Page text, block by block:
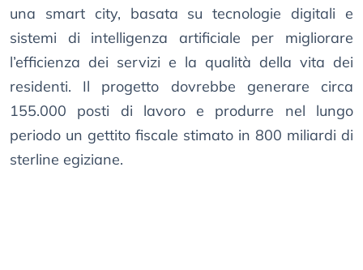
una smart city, basata su tecnologie digitali e
sistemi di intelligenza artificiale per migliorare
l’efficienza dei servizi e la qualità della vita dei
residenti. Il progetto dovrebbe generare circa
155.000 posti di lavoro e produrre nel lungo
periodo un gettito fiscale stimato in 800 miliardi di
sterline egiziane.